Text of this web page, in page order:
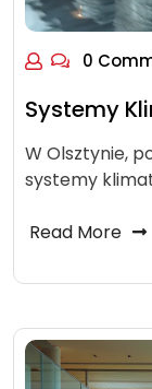
0
Systemy
W Olsztynie,
systemy
Read More